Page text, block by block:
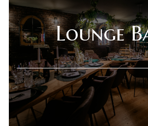
Gift Shop
O nama
Deli Market
Lounge Bar
Kontakt
Lounge